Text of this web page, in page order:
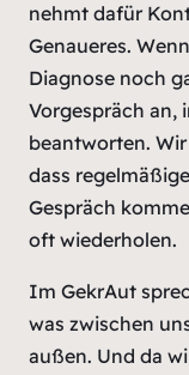
nehmt dafür
Genaueres.
Diagnose noch
Vorgespräch an,
beantworten.
dass
Gespräch
oft wiederholen.
Im GekrAut
was zwischen
außen. Und da